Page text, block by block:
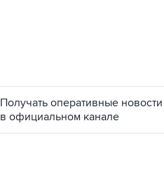
Получать оперативные новости
в официальном канале